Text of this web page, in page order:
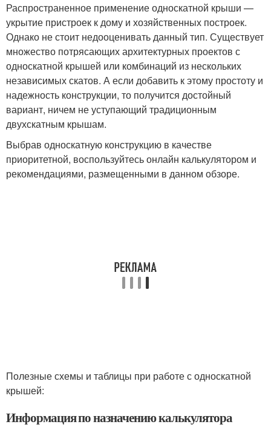
Распространенное применение односкатной крыши —
укрытие пристроек к дому и хозяйственных построек.
Однако не стоит недооценивать данный тип. Существует
множество потрясающих архитектурных проектов с
односкатной крышей или комбинаций из нескольких
независимых скатов. А если добавить к этому простоту и
надежность конструкции, то получится достойный
вариант, ничем не уступающий традиционным
двухскатным крышам.
Выбрав односкатную конструкцию в качестве
приоритетной, воспользуйтесь онлайн калькулятором и
рекомендациями, размещенными в данном обзоре.
Полезные схемы и таблицы при работе с односкатной
крышей:
Информация по назначению калькулятора